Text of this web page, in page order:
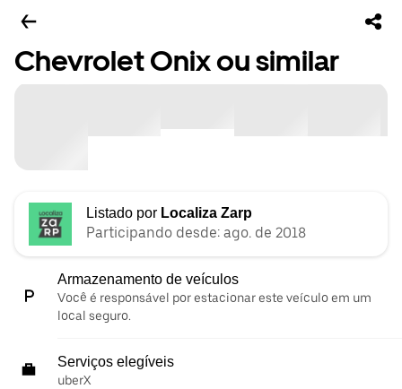
Chevrolet Onix ou similar
Listado por Localiza Zarp
Participando desde: ago. de 2018
Armazenamento de veículos
Você é responsável por estacionar este veículo em um
local seguro.
Serviços elegíveis
uberX